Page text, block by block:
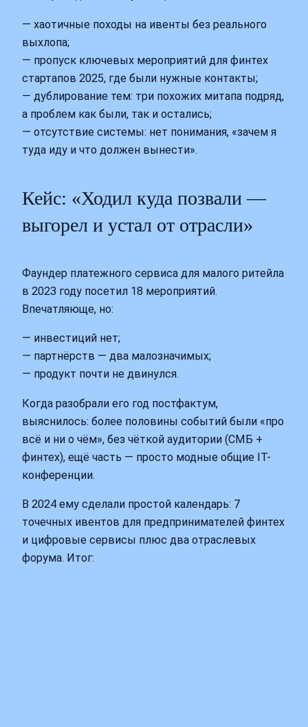
— хаотичные походы на ивенты без реального
выхлопа;
— пропуск ключевых мероприятий для финтех
стартапов 2025, где были нужные контакты;
— дублирование тем: три похожих митапа подряд,
а проблем как были, так и остались;
— отсутствие системы: нет понимания, «зачем я
туда иду и что должен вынести».
Кейс: «Ходил куда позвали —
выгорел и устал от отрасли»
Фаундер платежного сервиса для малого ритейла
в 2023 году посетил 18 мероприятий.
Впечатляюще, но:
— инвестиций нет;
— партнёрств — два малозначимых;
— продукт почти не двинулся.
Когда разобрали его год постфактум,
выяснилось: более половины событий были «про
всё и ни о чём», без чёткой аудитории (СМБ +
финтех), ещё часть — просто модные общие IT-
конференции.
В 2024 ему сделали простой календарь: 7
точечных ивентов для предпринимателей финтех
и цифровые сервисы плюс два отраслевых
форума. Итог: